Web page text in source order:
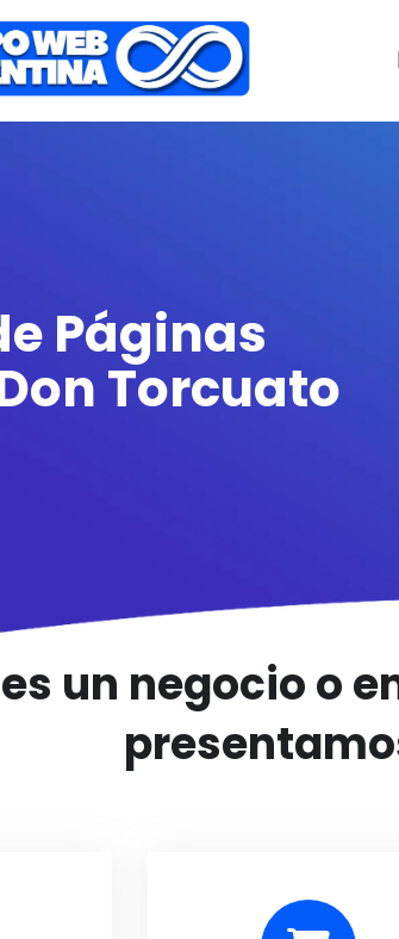
Páginas
Torcuato
un negocio o